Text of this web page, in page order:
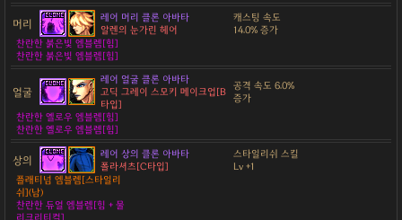
머리
레어 머리 클론 아바타
알렌의 눈가린 헤어
캐스팅 속도
14.0% 증가
찬란한 붉은빛 엠블렘[힘]
찬란한 붉은빛 엠블렘[힘]
얼굴
레어 얼굴 클론 아바타
고딕 그레이 스모키 메이크업[B
타입]
공격 속도 6.0%
증가
찬란한 옐로우 엠블렘[힘]
찬란한 옐로우 엠블렘[힘]
상의
레어 상의 클론 아바타
폴라셔츠[C타입]
스타일리쉬 스킬
Lv +1
플래티넘 엠블렘[스타일리
쉬](남)
찬란한 듀얼 엠블렘[힘 + 물
리크리티컬]